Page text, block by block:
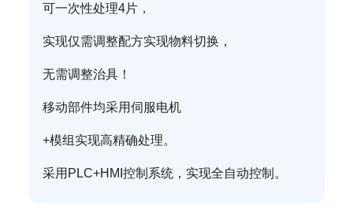
可一次性处理4片，
实现仅需调整配方实现物料切换，
无需调整治具！
移动部件均采用伺服电机
+模组实现高精确处理。
采用PLC+HMI控制系统，实现全自动控制。